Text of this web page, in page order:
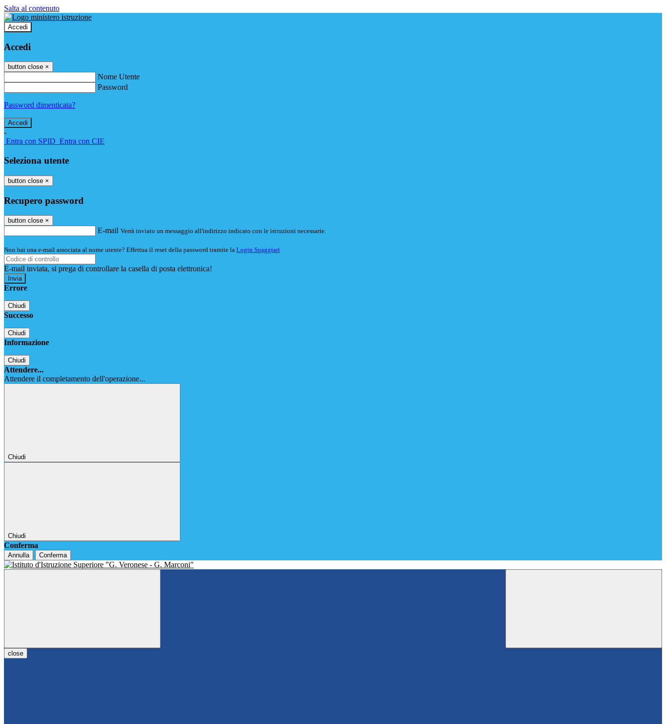
Salta al contenuto
Accedi
Accedi
button close ×
Nome Utente
Password
Password dimenticata?
-
Entra con SPID Entra con CIE
Seleziona utente
button close ×
Recupero password
button close ×
E-mail Verrà inviato un messaggio all'indirizzo indicato con le istruzioni necessarie.
Non hai una e-mail associata al nome utente? Effettua il reset della password tramite la Login Spaggiari
E-mail inviata, si prega di controllare la casella di posta elettronica!
Errore
Chiudi
Successo
Chiudi
Informazione
Chiudi
Attendere...
Attendere il completamento dell'operazione...
Chiudi
Chiudi
Conferma
Annulla Conferma
close